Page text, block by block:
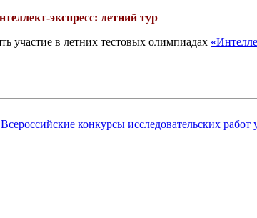
экспресс: летний тур
участие в летних тестовых олимпиадах
конкурсы исследовательских